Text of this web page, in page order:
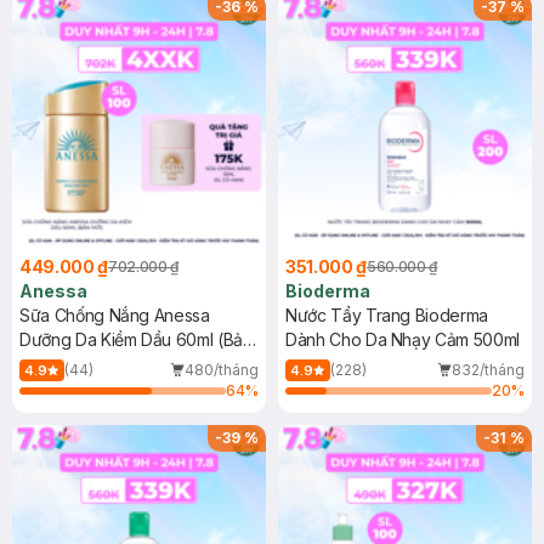
-36%
449.000 ₫702.000 ₫
Anessa
Sữa Chống Nắng Anessa
Dưỡng Da Kiềm Dầu 60ml (Bản
Mới)
4.9 (44)
480/tháng
64%
-37%
351.000 ₫560.000 ₫
Bioderma
Nước Tẩy Trang Bioderma
Dành Cho Da Nhạy Cảm 500ml
4.9 (228)
832/tháng
20%
-39% -31%